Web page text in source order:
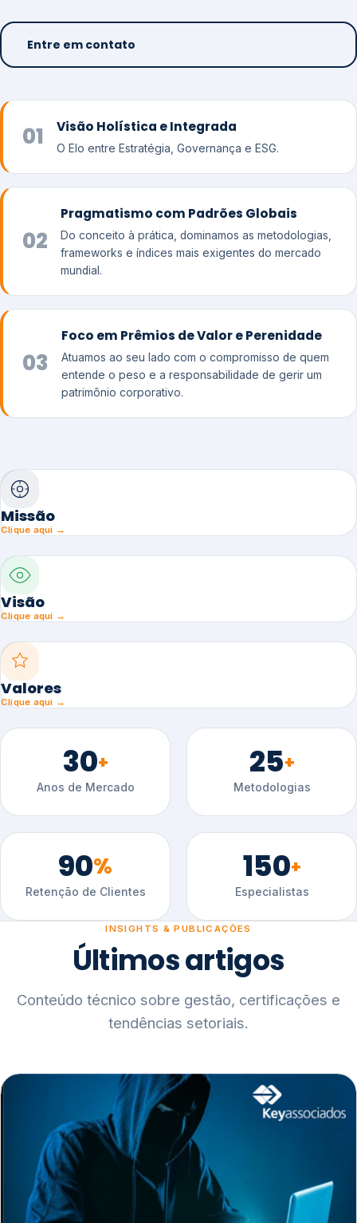
Entre em contato
01 Visão Holística e Integrada
O Elo entre Estratégia, Governança e ESG.
02
Pragmatismo com Padrões Globais
Do conceito à prática, dominamos as metodologias,
frameworks e índices mais exigentes do mercado
mundial.
03
Foco em Prêmios de Valor e Perenidade
Atuamos ao seu lado com o compromisso de quem
entende o peso e a responsabilidade de gerir um
patrimônio corporativo.
Missão
Clique aqui →
Visão
Clique aqui →
Valores
Clique aqui →
30+
Anos de Mercado
25+
Metodologias
90%
Retenção de Clientes
150+
Especialistas
INSIGHTS & PUBLICAÇÕES
Últimos artigos
Conteúdo técnico sobre gestão, certificações e
tendências setoriais.